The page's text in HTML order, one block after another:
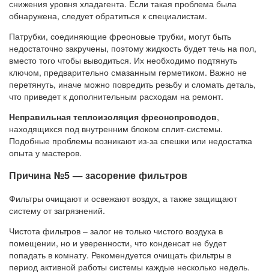
снижения уровня хладагента. Если такая проблема была
обнаружена, следует обратиться к специалистам.
Патрубки, соединяющие фреоновые трубки, могут быть
недостаточно закручены, поэтому жидкость будет течь на пол,
вместо того чтобы выводиться. Их необходимо подтянуть
ключом, предварительно смазанным герметиком. Важно не
перетянуть, иначе можно повредить резьбу и сломать деталь,
что приведет к дополнительным расходам на ремонт.
Неправильная теплоизоляция фреонопроводов,
находящихся под внутренним блоком сплит-системы.
Подобные проблемы возникают из-за спешки или недостатка
опыта у мастеров.
Причина №5 — засорение фильтров
Фильтры очищают и освежают воздух, а также защищают
систему от загрязнений.
Чистота фильтров – залог не только чистого воздуха в
помещении, но и уверенности, что конденсат не будет
попадать в комнату. Рекомендуется очищать фильтры в
период активной работы системы каждые несколько недель.